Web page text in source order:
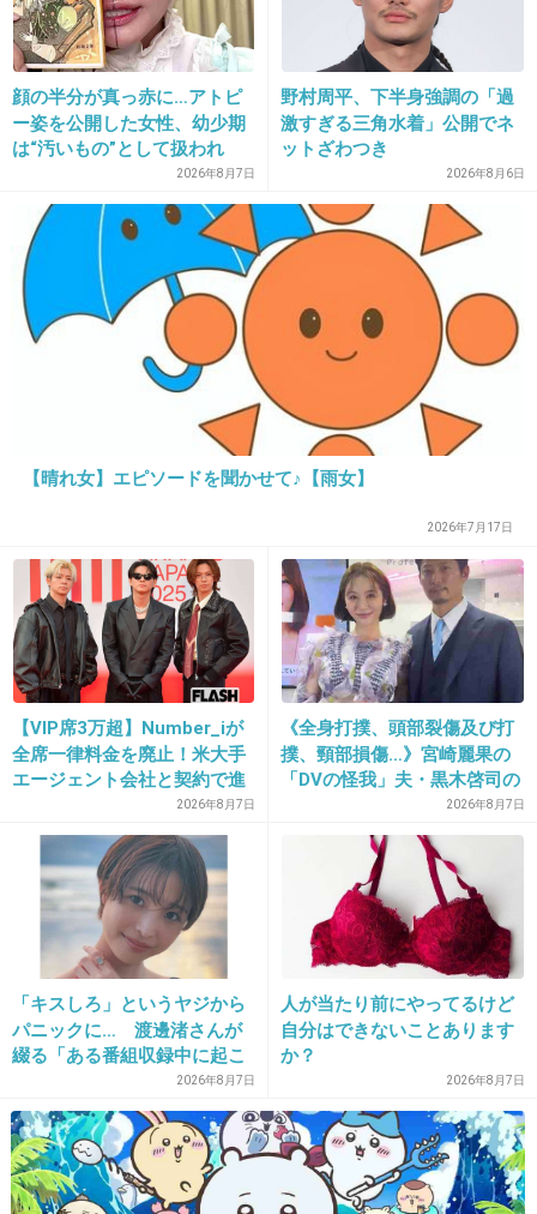
26. 匿名2012/11/23(金) 22:35:15
奥二重だけどコンプレックスに思ったことないなー。
+6 -2
27. 匿名 2012/11/23(金) 23:43:42
メイクでどうにでもなるからそれほど気にしないでいる
+1
もともと綺麗な二重の人に、アイプチなどを使
ってでも二重にしたい一重や奥二重の人たちの
分からないから、不自然だの、元の目を活かせ
など言うんだと思う。
考え方は人それぞれなんだから、他人がどうこ
う言うことじゃないのでは…？
2012/11/23(金) 23:51:57
そもそもメイクなんて自己満！
どうでもよし！
-6
30. 匿名2012/11/23(金) 23:53:49
顔の半分が真っ赤に…アトピ
ー姿を公開した女性、幼少期
は“汚いもの”として扱われ
「人に触れる行為に罪悪感を
持っていた」
2026年8月7日
野村周平、下半身強調の「過
激すぎる三角水着」公開でネ
ットざわつき
2026年8月6日
【晴れ女】エピソードを聞かせて♪【雨女】
2026年7月17日
【VIP席3万超】Number_iが
全席一律料金を廃止！米大手
エージェント会社と契約で進
2026年8月7日
《全身打撲、頭部裂傷及び打
撲、頸部損傷…》宮崎麗果の
「DVの怪我」夫・黒木啓司の
逮捕で始まる「夫婦の闘争」
2026年8月7日
「キスしろ」というヤジから
パニックに… 渡邊渚さんが
綴る「ある番組収録中に起こ
ったフラッシュバック」2026年8月7日
人が当たり前にやってるけど
自分はできないことあります
か？
2026年8月7日